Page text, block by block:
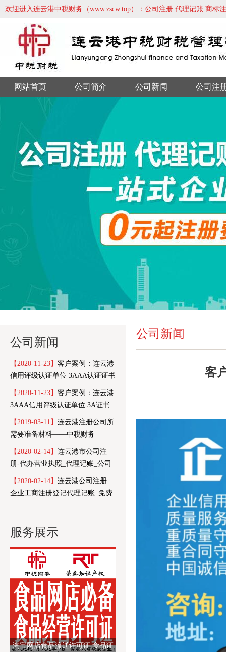
欢迎进入连云港中税财务（www.zscw.top）：公司注册 代理记账 商标
网站首页 公司简介 公司新闻 公司注
公司新闻
客
公司新闻
【2020-11-23】 客户案例：连云港
信用评级认证单位 3AAA认证证书
信用报告
【2020-11-23】 客户案例：连云港
3AAA信用评级认证单位 3A证书
样本
【2019-03-11】 连云港注册公司所
需要准备材料——中税财务
【2020-02-14】 连云港市公司注
册-代办营业执照_代理记账_公司
注销-中税财务
【2020-02-14】 连云港公司注册_
企业工商注册登记代理记账_免费
服务展示
淘宝网店食品流通许可证 食品证